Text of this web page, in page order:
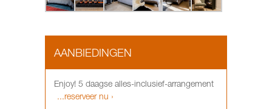
AANBIEDINGEN
Enjoy! 5 daagse alles-inclusief-arrangement
...reserveer nu ›